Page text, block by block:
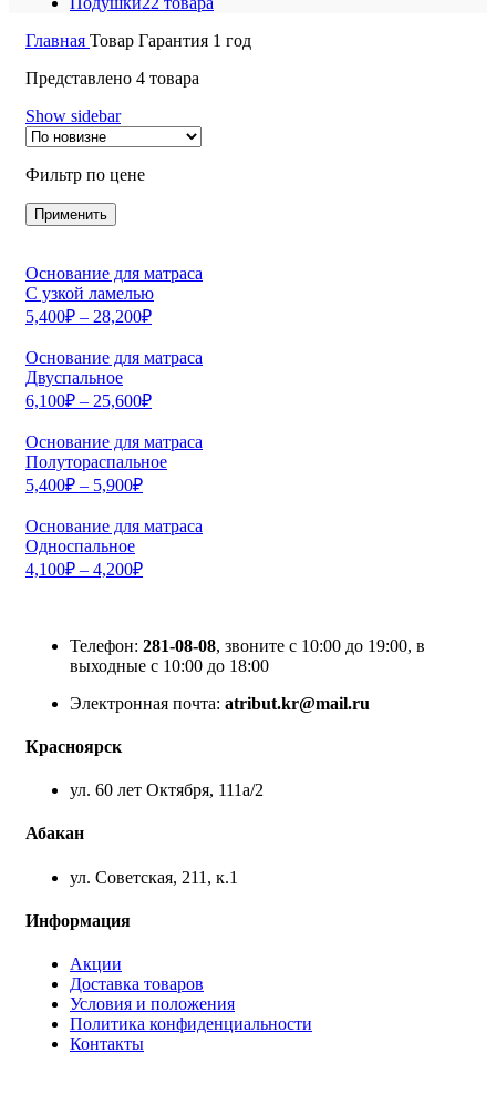
Главная Товар Гарантия 1 год
Представлено 4 товара
Show sidebar
Фильтр по цене
Применить
Основание для матраса
С узкой ламелью
5,400₽ – 28,200₽
Основание для матраса
Двуспальное
6,100₽ – 25,600₽
Основание для матраса
Полутораспальное
5,400₽ – 5,900₽
Основание для матраса
Односпальное
4,100₽ – 4,200₽
Телефон: 281-08-08, звоните с 10:00 до 19:00, в
выходные с 10:00 до 18:00
Электронная почта: atribut.kr@mail.ru
Красноярск
ул. 60 лет Октября, 111а/2
Абакан
ул. Советская, 211, к.1
Информация
Акции
Доставка товаров
Условия и положения
Политика конфиденциальности
Контакты